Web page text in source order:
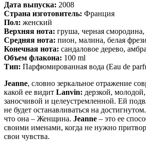
Дата выпуска: 2008
Страна изготовитель: Франция
Пол: женский
Верхняя нота: груша, черная
Средняя нота: пион, малина, белая
Конечная нота: сандаловое дерево,
Объем флакона: 100 ml
Тип: Парфюмированная вода (Eau de
Jeanne, словно зеркальное отражение
какой ее видит Lanvin: дерзкой,
заносчивой и целеустремленной. Ей
не будет останавливаться на
что она – Женщина. Jeanne – это ее
своими именами, когда не нужно
свои чувства.